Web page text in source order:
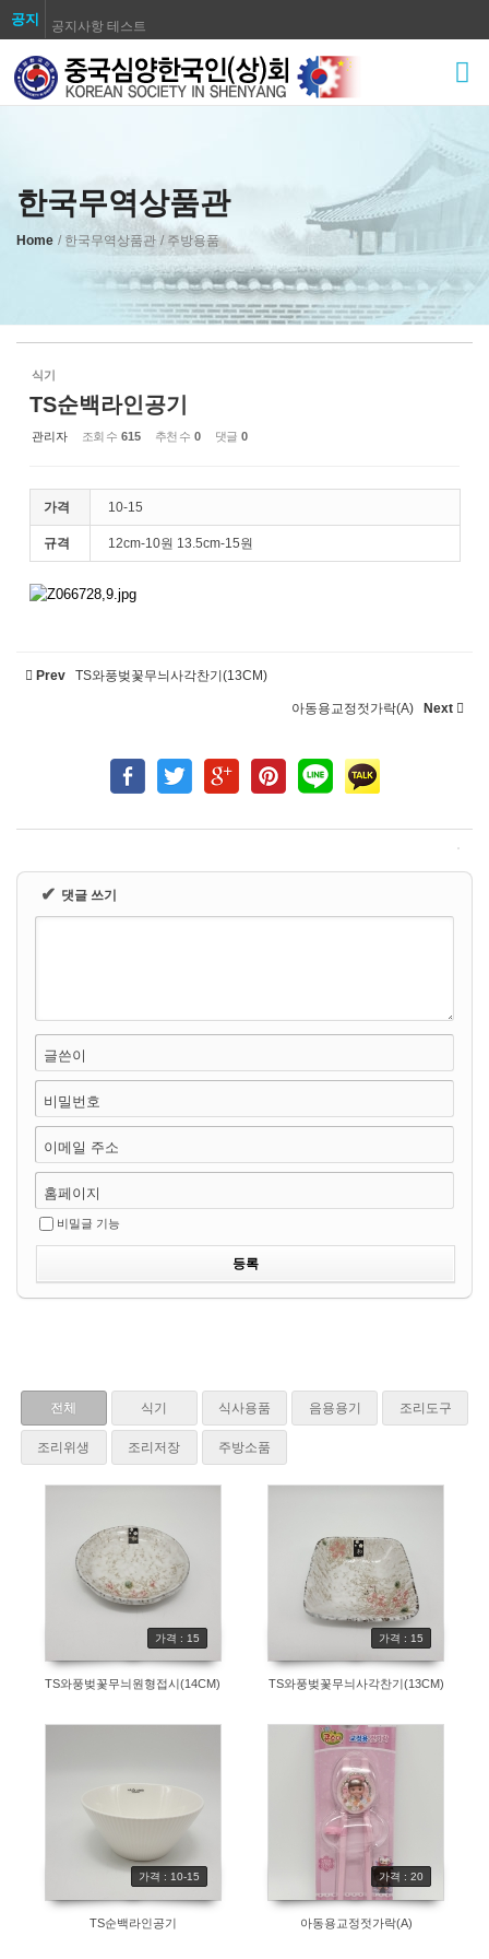
공지 공지사항 테스트
공지사항 테스트
공지사항 테스트
공지사항 테스트
한국무역상품관
Home / 한국무역상품관 / 주방용품
식기
TS순백라인공기
관리자 조회 수 615 추천 수 0 댓글 0
가격 10-15
규격 12cm-10원 13.5cm-15원
Prev TS와풍벚꽃무늬사각찬기(13CM)
아동용교정젓가락(A) Next
✔ 댓글 쓰기
글쓴이
비밀번호
이메일 주소
홈페이지
비밀글 기능
전체 식기 식사용품 음용용기 조리도구
조리위생 조리저장 주방소품
가격 : 15
TS와풍벚꽃무늬원형접시(14CM)
가격 : 15
TS와풍벚꽃무늬사각찬기(13CM)
가격 : 10-15
TS순백라인공기
가격 : 20
아동용교정젓가락(A)
Sketchbook5, 스케치북5
Sketchbook5, 스케치북5